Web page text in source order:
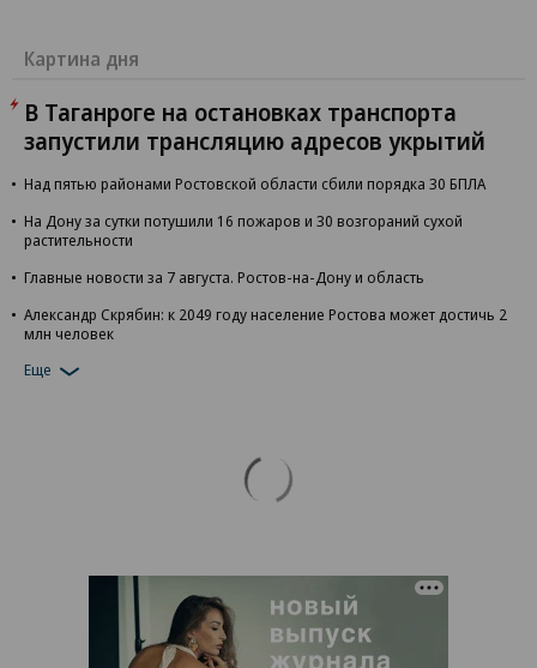
Картина дня
В Таганроге на остановках транспорта
запустили трансляцию адресов укрытий
Над пятью районами Ростовской области сбили порядка 30 БПЛА
На Дону за сутки потушили 16 пожаров и 30 возгораний сухой
растительности
Главные новости за 7 августа. Ростов-на-Дону и область
Александр Скрябин: к 2049 году население Ростова может достичь 2
млн человек
Еще